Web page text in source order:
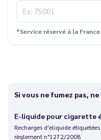
*Service réservé à la
Si vous ne fumez pas,
E-liquide pour cigarette
Recharges d'eliquide
règlement n°1272/2008